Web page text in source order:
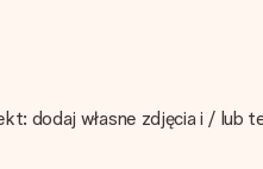
dodaj własne zdjęcia i / lub